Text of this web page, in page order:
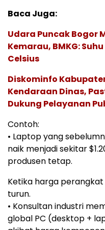
Baca Juga:
Udara Puncak Bogor
Kemarau, BMKG:
Celsius
Diskominfo
Kendaraan Dinas,
Dukung Pelayanan
Contoh:
• Laptop yang
naik menjadi sekitar
produsen tetap.
Ketika harga
turun.
• Konsultan industri
global PC (desktop +